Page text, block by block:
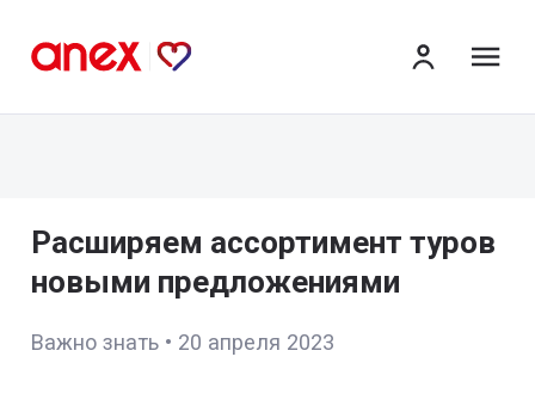
Расширяем ассортимент туров
новыми предложениями
Важно знать • 20 апреля 2023